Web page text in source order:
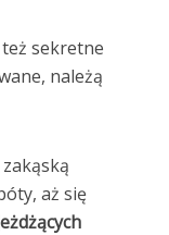
sekretne
należą
aż się